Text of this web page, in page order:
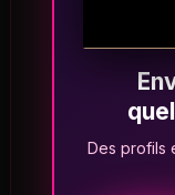
Des profils